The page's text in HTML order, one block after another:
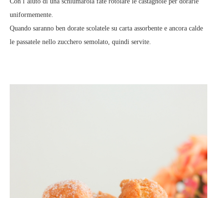
uniformemente.
Quando saranno ben dorate scolatele su carta assorbente e ancora calde
le passatele nello zucchero semolato, quindi servite.